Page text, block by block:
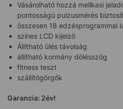
Vásárolható hozzá mellkasi
pontosságú pulzusmérés
összesen 18 edzésprogrammal
színes LCD kijelző
Állítható ülés távolság
állítható kormány dölésszög
fitness teszt
szállítógörgők
Garancia: 2év!